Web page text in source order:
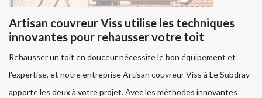
Artisan couvreur Viss utilise les techniques
innovantes pour rehausser votre toit
Rehausser un toit en douceur nécessite le bon équipement et
l'expertise, et notre entreprise Artisan couvreur Viss à Le Subdray
apporte les deux à votre projet. Avec les méthodes innovantes